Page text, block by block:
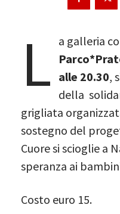
L a galleria
alle 20.30,
della
grigliata
sostegno del
Cuore si scioglie a
speranza ai
Costo euro 15.